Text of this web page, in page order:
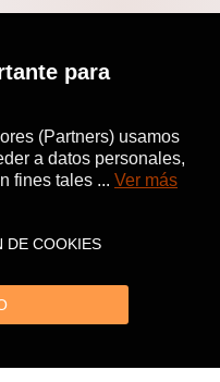
para
(Partners) usamos
a datos personales,
fines tales ... Ver más
COOKIES